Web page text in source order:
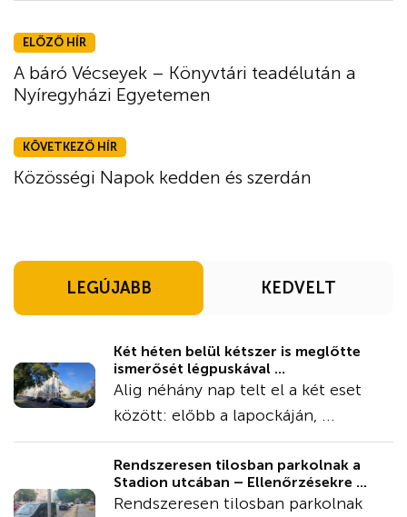
ELŐZŐ HÍR
A báró Vécseyek – Könyvtári teadélután a
Nyíregyházi Egyetemen
KÖVETKEZŐ HÍR
Közösségi Napok kedden és szerdán
LEGÚJABB KEDVELT
Két héten belül kétszer is meglőtte
ismerősét légpuskával ...
Alig néhány nap telt el a két eset
között: előbb a lapockáján, ...
Rendszeresen tilosban parkolnak a
Stadion utcában – Ellenőrzésekre ...
Rendszeresen tilosban parkolnak